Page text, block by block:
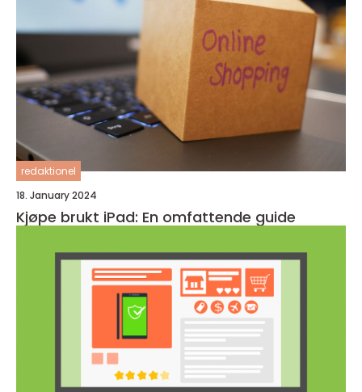
redaktionel
18. January 2024
Kjøpe brukt iPad: En omfattende guide